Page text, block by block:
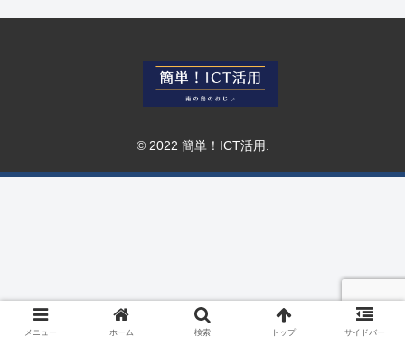
© 2022 簡単！ICT活用.
メニュー ホーム 検索 トップ サイドバー